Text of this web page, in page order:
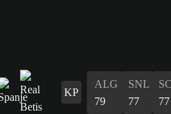
KP
ALG
79
SNL
77
77